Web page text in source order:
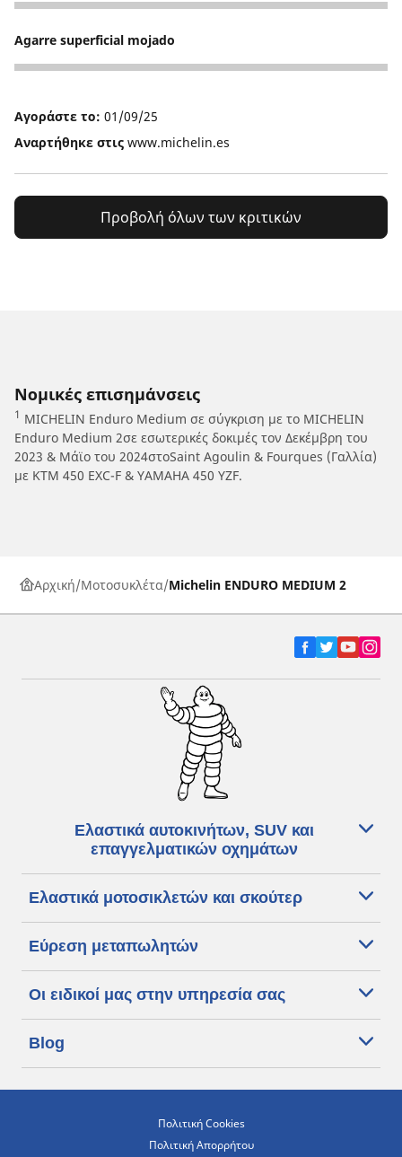
2
Agarre superficial mojado
1
Αγοράστε το: 01/09/25
Αναρτήθηκε στις www.michelin.es
Προβολή όλων των κριτικών
Νομικές επισημάνσεις
1 MICHELIN Enduro Medium σε σύγκριση με το MICHELIN
Enduro Medium 2σε εσωτερικές δοκιμές τον Δεκέμβρη του
2023 & Μάϊο του 2024στοSaint Agoulin & Fourques (Γαλλία)
με KTM 450 EXC-F & YAMAHA 450 YZF.
Αρχική Μοτοσυκλέτα Michelin ENDURO MEDIUM 2
Ελαστικά αυτοκινήτων, SUV και
επαγγελματικών οχημάτων
Ελαστικά μοτοσικλετών και σκούτερ
Εύρεση μεταπωλητών
Οι ειδικοί μας στην υπηρεσία σας
Blog
Πολιτική Cookies
Πολιτική Απορρήτου